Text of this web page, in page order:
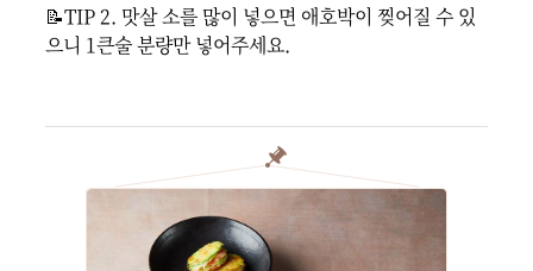
📝TIP 2. 맛살 소를 많이 넣으면 애호박이 찢어질 수 있
으니 1큰술 분량만 넣어주세요.